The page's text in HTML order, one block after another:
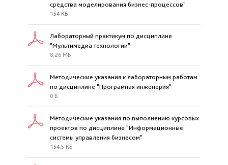
средства моделирования бизнес-процессов"
154 КБ
Лабораторный практикум по дисциплине
"Мультимедиа технологии"
8.26 МБ
Методические указания к лабораторным работам
по дисциплине "Програмная инженерия"
0 Б
Методические указания по выполнению курсовых
проектов по дисциплине "Информационные
системы управления бизнесом"
154.5 КБ